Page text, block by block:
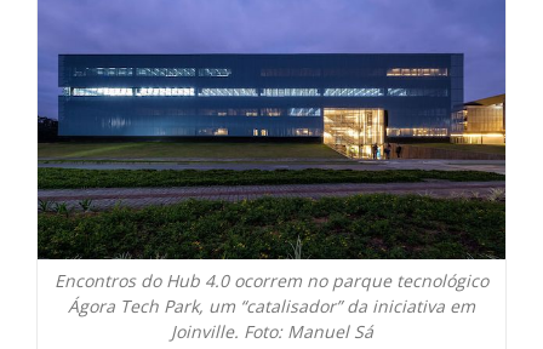
Encontros do Hub 4.0 ocorrem no parque tecnológico
Ágora Tech Park, um “catalisador” da iniciativa em
Joinville. Foto: Manuel Sá